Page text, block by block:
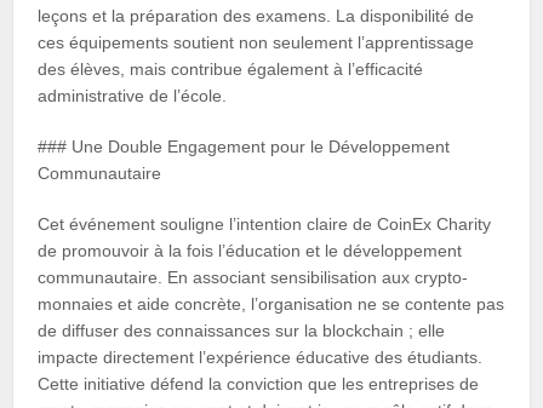
leçons et la préparation des examens. La disponibilité de
ces équipements soutient non seulement l’apprentissage
des élèves, mais contribue également à l’efficacité
administrative de l’école.
### Une Double Engagement pour le Développement
Communautaire
Cet événement souligne l’intention claire de CoinEx Charity
de promouvoir à la fois l’éducation et le développement
communautaire. En associant sensibilisation aux crypto-
monnaies et aide concrète, l’organisation ne se contente pas
de diffuser des connaissances sur la blockchain ; elle
impacte directement l’expérience éducative des étudiants.
Cette initiative défend la conviction que les entreprises de